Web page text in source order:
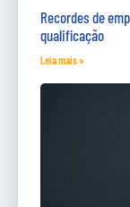
Recordes de
qualificação
Leia mais »